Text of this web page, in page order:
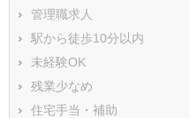
管理職求人
駅から徒歩10分以内
未経験OK
残業少なめ
住宅手当・補助